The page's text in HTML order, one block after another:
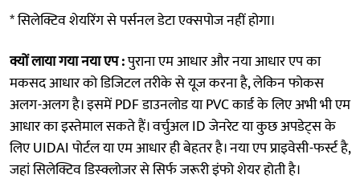
* सिलेक्टिव शेयरिंग से पर्सनल डेटा एक्सपोज नहीं होगा।
क्यों लाया गया नया एप :पुराना एम आधार और नया आधार एप का
मकसद आधार को डिजिटल तरीके से यूज करना है, लेकिन फोकस
अलग-अलग है। इसमें PDF डाउनलोड या PVC कार्ड के लिए अभी भी एम
आधार का इस्तेमाल सकते हैं। वर्चुअल ID जेनरेट या कुछ अपडेट्स के
लिए UIDAI पोर्टल या एम आधार ही बेहतर है। नया एप प्राइवेसी-फर्स्ट है,
जहां सिलेक्टिव डिस्क्लोजर से सिर्फ जरूरी इंफो शेयर होती है।